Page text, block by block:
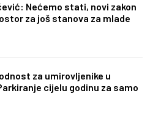
Nećemo stati, novi zakon
za još stanova za mlade
za umirovljenike u
cijelu godinu za samo